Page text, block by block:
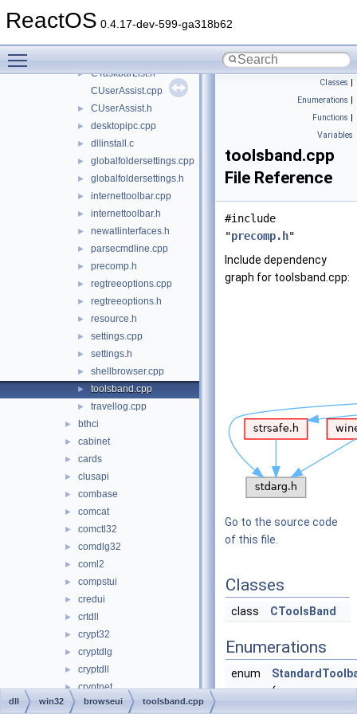
ReactOS 0.4.17-dev-599-ga318b62
CShellTaskScheduler.cpp
► CTaskbarList.h
CUserAssist.cpp
► CUserAssist.h
► desktopipc.cpp
► dllinstall.c
► globalfoldersettings.cpp
► globalfoldersettings.h
► internettoolbar.cpp
► internettoolbar.h
► newatlinterfaces.h
► parsecmdline.cpp
► precomp.h
► regtreeoptions.cpp
► regtreeoptions.h
► resource.h
► settings.cpp
► settings.h
► shellbrowser.cpp
► toolsband.cpp
► travellog.cpp
► bthci
► cabinet
► cards
► clusapi
► combase
► comcat
► comctl32
► comdlg32
► coml2
► compstui
► credui
► crtdll
► crypt32
► cryptdlg
► cryptdll
► cryptnet
► cryptui
Classes |
Enumerations |
Functions |
Variables
toolsband.cpp
File Reference
#include
"precomp.h"
Include dependency
graph for toolsband.cpp:
Go to the source code
of this file.
Classes
class CToolsBand
Enumerations
enum
{
dll win32 browseui toolsband.cpp